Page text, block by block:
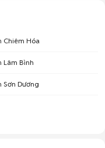
Chiêm Hóa
Lâm Bình
Sơn Dương